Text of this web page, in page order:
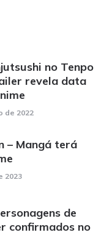
no Tenpo
revela data
de 2022
– Mangá terá
2023
de
confirmados no